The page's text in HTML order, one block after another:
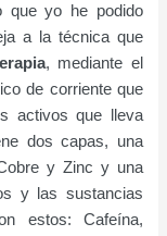
que yo he podido
a la técnica que
, mediante el
de corriente que
activos que lleva
dos capas, una
y Zinc y una
y las sustancias
estos: Cafeína,